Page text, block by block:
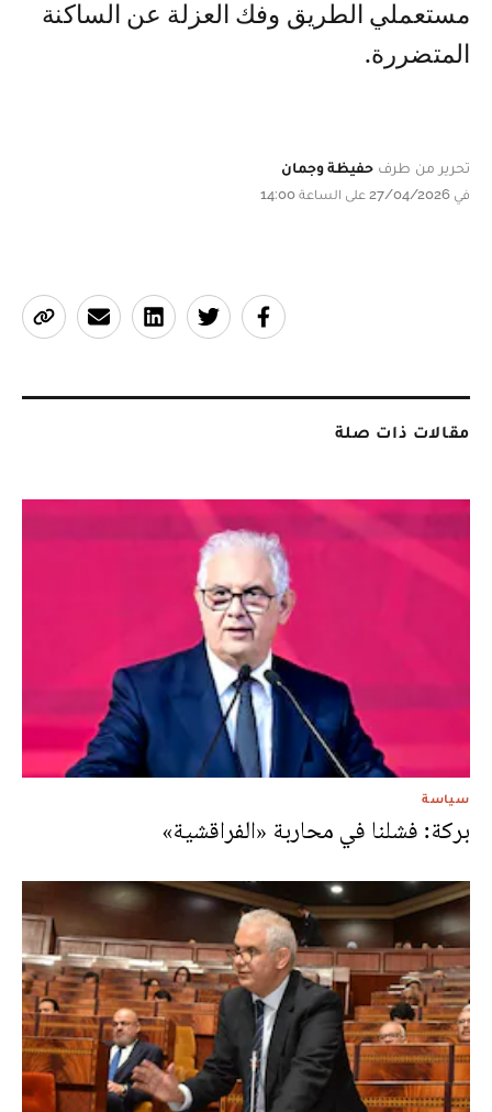
مستعملي الطريق وفك العزلة عن الساكنة
المتضررة.
تحرير من طرف حفيظة وجمان
في 27/04/2026 على الساعة 14:00
مقالات ذات صلة
سياسة
بركة: فشلنا في محاربة «الفراقشية»